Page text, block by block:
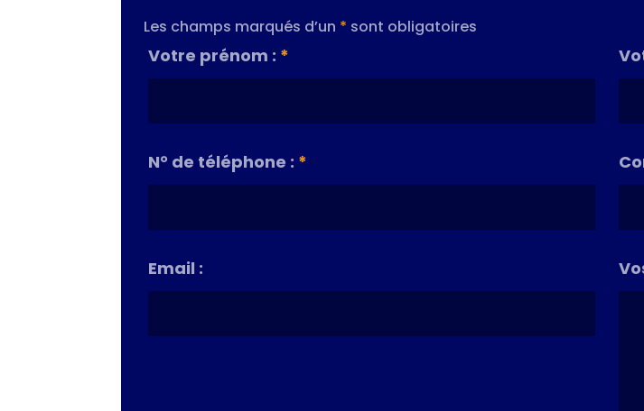
Les champs marqués d’un * sont obligatoires
Votre prénom : *
N° de téléphone : *
Email :